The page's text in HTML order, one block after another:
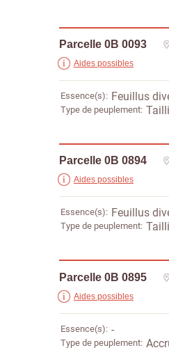
Parcelle 0B 0093
Aides possibles
Essence(s) Feuillus
Type de peuplement
Parcelle 0B 0894
Aides possibles
Essence(s) Feuillus
Type de peuplement
Parcelle 0B 0895
Aides possibles
Essence(s) -
Type de peuplement